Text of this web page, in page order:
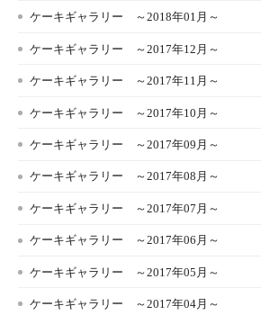
ケーキギャラリー ～2018年01月～
ケーキギャラリー ～2017年12月～
ケーキギャラリー ～2017年11月～
ケーキギャラリー ～2017年10月～
ケーキギャラリー ～2017年09月～
ケーキギャラリー ～2017年08月～
ケーキギャラリー ～2017年07月～
ケーキギャラリー ～2017年06月～
ケーキギャラリー ～2017年05月～
ケーキギャラリー ～2017年04月～